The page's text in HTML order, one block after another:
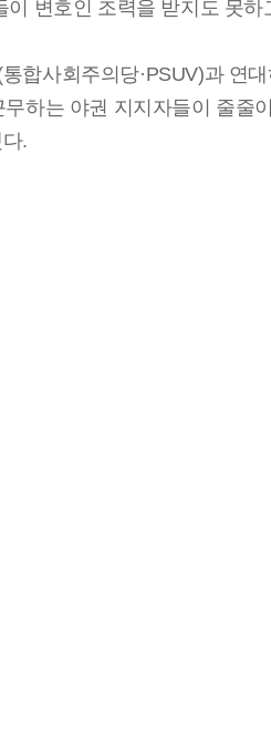
이 변호인 조력을 받지도 못하
합사회주의당·PSUV)과 연
하는 야권 지지자들이 줄줄
.